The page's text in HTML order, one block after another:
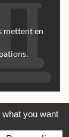
mettent en
you want